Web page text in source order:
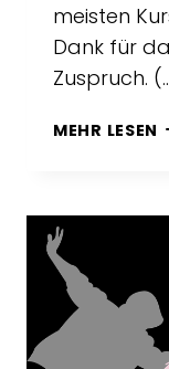
meisten
Dank für
Zuspruch.
MEHR LESEN